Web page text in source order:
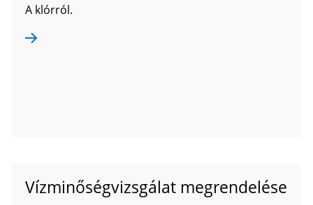
A klórról.
Vízminőségvizsgálat megrendelése